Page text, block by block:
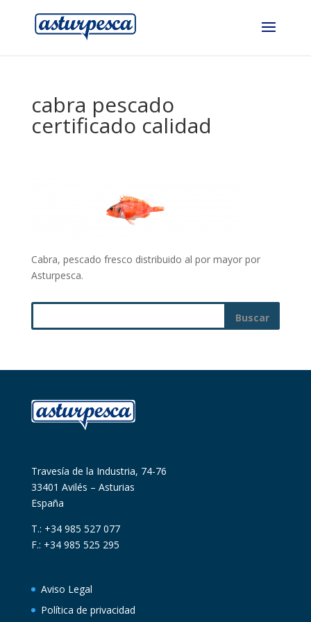
cabra pescado
certificado calidad
Cabra, pescado fresco distribuido al por mayor por
Asturpesca.
Travesía de la Industria, 74-76
33401 Avilés – Asturias
España
T.: +34 985 527 077
F.: +34 985 525 295
Aviso Legal
Política de privacidad